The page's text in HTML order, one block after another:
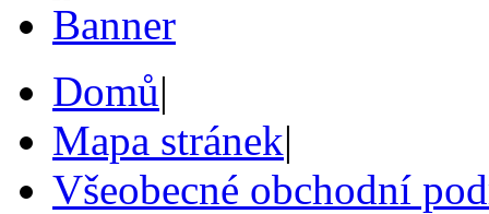
Domů|
Mapa stránek|
Všeobecné obchodní